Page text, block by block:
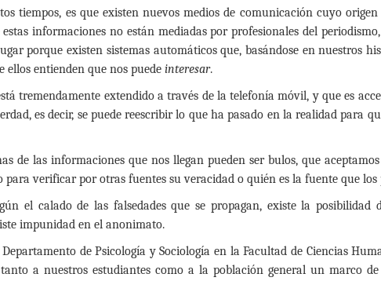
tiempos, es que existen nuevos medios de comunicación cuyo
informaciones no están mediadas por profesionales del
porque existen sistemas automáticos que, basándose en nuestros
ellos entienden que nos puede interesar.
tremendamente extendido a través de la telefonía móvil, y que es
es decir, se puede reescribir lo que ha pasado en la realidad para
de las informaciones que nos llegan pueden ser bulos, que
verificar por otras fuentes su veracidad o quién es la fuente que los
el calado de las falsedades que se propagan, existe la posibilidad
impunidad en el anonimato.
de Psicología y Sociología en la Facultad de Ciencias
a nuestros estudiantes como a la población general un marco